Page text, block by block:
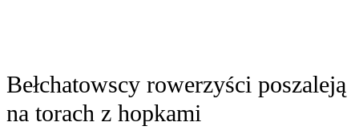
Bełchatowscy rowerzyści poszaleją
na torach z hopkami